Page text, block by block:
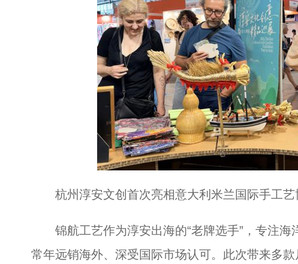
杭州淳安文创首次亮相意大利米兰国际手工
锦航工艺作为淳安出海的“老牌选手”，专注海
常年远销海外、深受国际市场认可。此次带来多